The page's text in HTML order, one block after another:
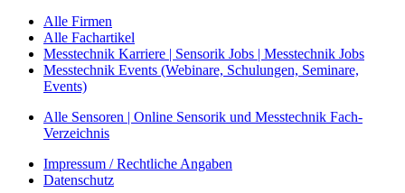
Alle Firmen
Alle Fachartikel
Messtechnik Karriere | Sensorik Jobs | Messtechnik Jobs
Messtechnik Events (Webinare, Schulungen, Seminare,
Events)
Alle Sensoren | Online Sensorik und Messtechnik Fach-
Verzeichnis
Impressum / Rechtliche Angaben
Datenschutz